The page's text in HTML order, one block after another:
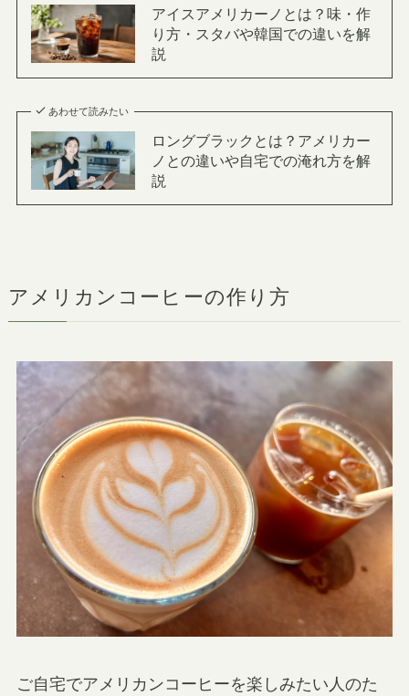
アイスアメリカーノとは？味・作
り方・スタバや韓国での違いを解
説
あわせて読みたい
ロングブラックとは？アメリカー
ノとの違いや自宅での淹れ方を解
説
アメリカンコーヒーの作り方
ご自宅でアメリカンコーヒーを楽しみたい人のた